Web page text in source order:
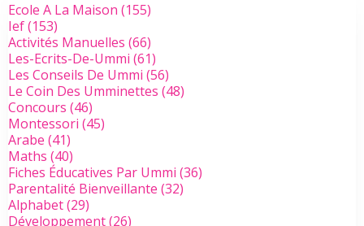
Ecole A La Maison (155)
Ief(153)
Activités Manuelles (66)
Les-Ecrits-De-Ummi (61)
Les Conseils De Ummi (56)
Le Coin Des Umminettes (48)
Concours (46)
Montessori (45)
Arabe (41)
Maths (40)
Fiches Éducatives Par Ummi (36)
Parentalité Bienveillante (32)
Alphabet(29)
Développement(26)